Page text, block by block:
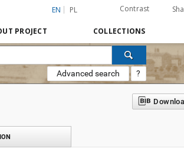
EN PL Contrast
PROJECT COLLECTIONS
Advanced search ?